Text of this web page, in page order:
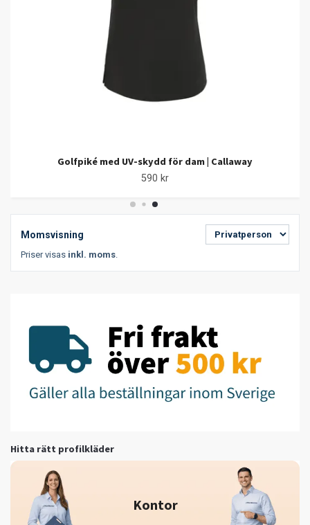
Momsvisning
Priser visas inkl. moms.
Hitta rätt profilkläder
Kontor
Golfpiké med UV-skydd för dam | Callaway
590 kr